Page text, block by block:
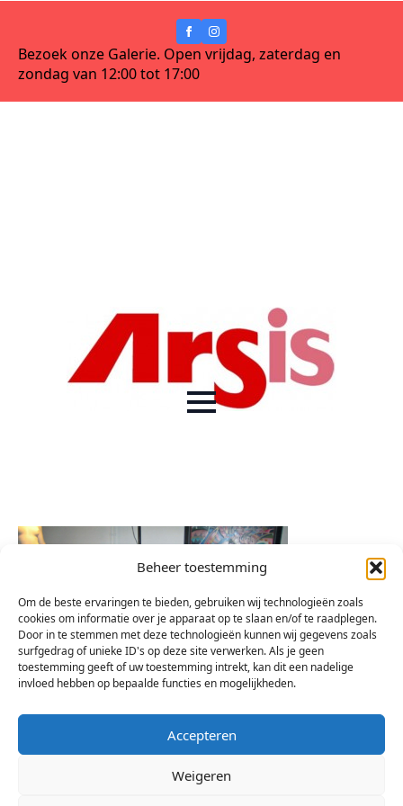
Beheer toestemming
Om de beste ervaringen te bieden, gebruiken wij technologieën zoals
cookies om informatie over je apparaat op te slaan en/of te raadplegen.
Door in te stemmen met deze technologieën kunnen wij gegevens zoals
surfgedrag of unieke ID's op deze site verwerken. Als je geen
toestemming geeft of uw toestemming intrekt, kan dit een nadelige
invloed hebben op bepaalde functies en mogelijkheden.
Accepteren
Weigeren
Bezoek onze Galerie. Open vrijdag, zaterdag en
zondag van 12:00 tot 17:00